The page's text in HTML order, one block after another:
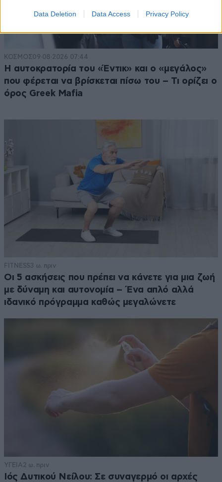
Data Deletion Data Access Privacy Policy
ΚΟΣΜΟΣ09·08·2026 07:44
Η αυτοκρατορία του «Έντικ» και ο «μεγάλος»
που φέρεται να βρίσκεται πίσω του – Τι ορίζει ο
όρος Greek Mafia
FITNESS3 ω. πριν
Οι 5 ασκήσεις που πρέπει να κάνετε για μια ζωή
με δύναμη και αυτονομία – Ένα απλό αλλά
ιδανικό πρόγραμμα καθώς μεγαλώνετε
ΥΓΕΙΑ 2 ω. πριν
Ιός Δυτικού Νείλου: Σε συναγερμό οι αρχές